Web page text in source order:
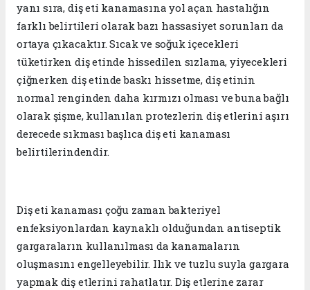
yanı sıra, diş eti kanamasına yol açan hastalığın
farklı belirtileri olarak bazı hassasiyet sorunları da
ortaya çıkacaktır. Sıcak ve soğuk içecekleri
tüketirken diş etinde hissedilen sızlama, yiyecekleri
çiğnerken diş etinde baskı hissetme, diş etinin
normal renginden daha kırmızı olması ve buna bağlı
olarak şişme, kullanılan protezlerin diş etlerini aşırı
derecede sıkması başlıca diş eti kanaması
belirtilerindendir.
Diş eti kanaması çoğu zaman bakteriyel
enfeksiyonlardan kaynaklı olduğundan antiseptik
gargaraların kullanılması da kanamaların
oluşmasını engelleyebilir. Ilık ve tuzlu suyla gargara
yapmak diş etlerini rahatlatır. Diş etlerine zarar